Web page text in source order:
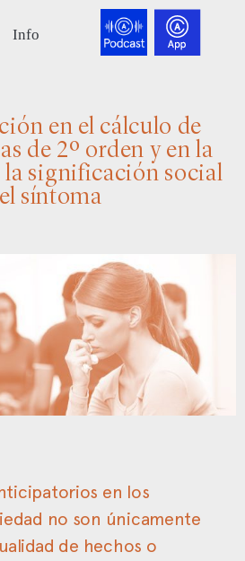
en el cálculo de
de 2º orden y en la
significación social
síntoma
en los
no son únicamente
de hechos o